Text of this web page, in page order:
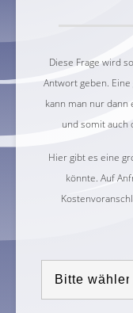
Diese Frage wird
Antwort geben.
kann man nur dann
und somit auch
Hier gibt es eine
könnte. Auf